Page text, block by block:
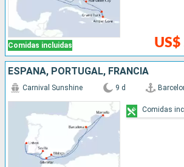
Comidas incluidas US$
ESPAÑA, PORTUGAL, FRANCIA
Carnival Sunshine 9 d
Comidas